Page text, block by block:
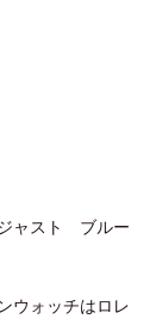
ャスト ブルー
ウォッチはロレ